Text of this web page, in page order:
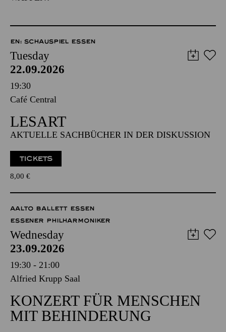
EN: SCHAUSPIEL ESSEN
Tuesday
22.09.2026
19:30
Café Central
LESART
AKTUELLE SACHBÜCHER IN DER DISKUSSION
TICKETS
8,00 €
AALTO BALLETT ESSEN
ESSENER PHILHARMONIKER
Wednesday
23.09.2026
19:30 - 21:00
Alfried Krupp Saal
KONZERT FÜR MENSCHEN
MIT BEHINDERUNG